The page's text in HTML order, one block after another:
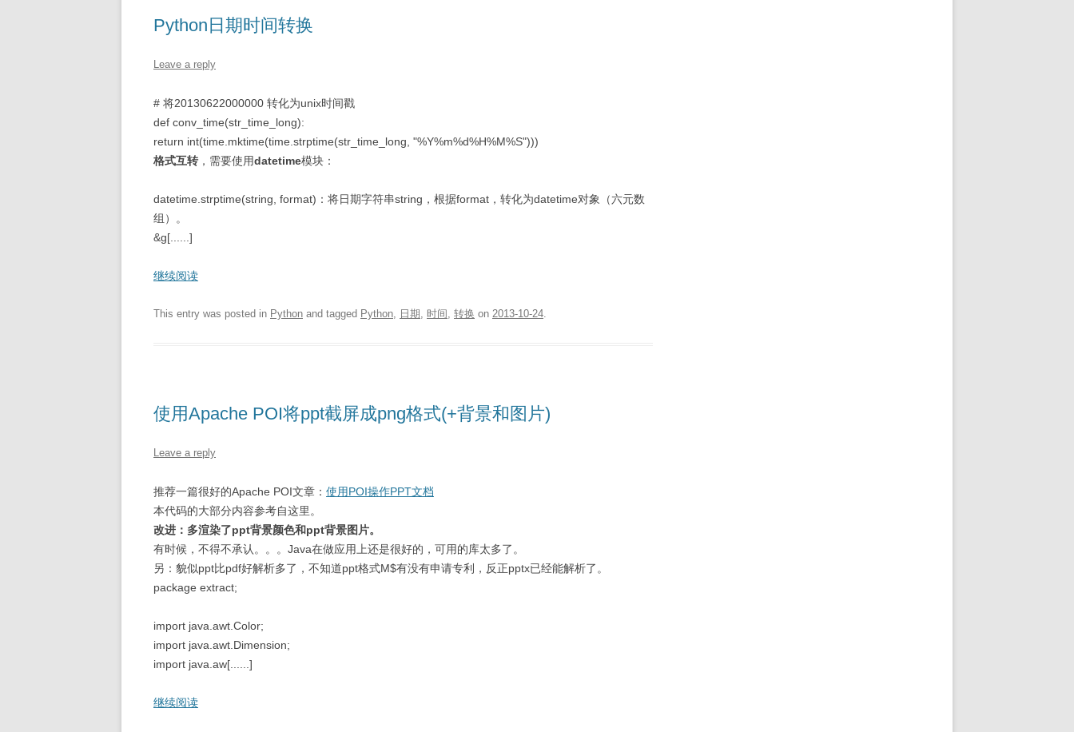
Python日期时间转换
Leave a reply
# 将20130622000000 转化为unix时间戳
def conv_time(str_time_long):
return int(time.mktime(time.strptime(str_time_long, "%Y%m%d%H%M%S")))
格式互转 ，需要使用datetime模块：
datetime.strptime(string, format)：将日期字符串string，根据format，转化为datetime对象（六元数
组）。
&g[......]
继续阅读
This entry was posted in Python and tagged Python, 日期, 时间, 转换 on 2013-10-24.
使用Apache POI将ppt截屏成png格式(+背景和图片)
Leave a reply
推荐一篇很好的Apache POI文章： 使用POI操作PPT文档
本代码的大部分内容参考自这里。
改进：多渲染了ppt背景颜色和ppt背景图片。
有时候，不得不承认。。。Java在做应用上还是很好的，可用的库太多了。
另：貌似ppt比pdf好解析多了，不知道ppt格式M$有没有申请专利，反正pptx已经能解析了。
package extract;
import java.awt.Color;
import java.awt.Dimension;
import java.aw[......]
继续阅读